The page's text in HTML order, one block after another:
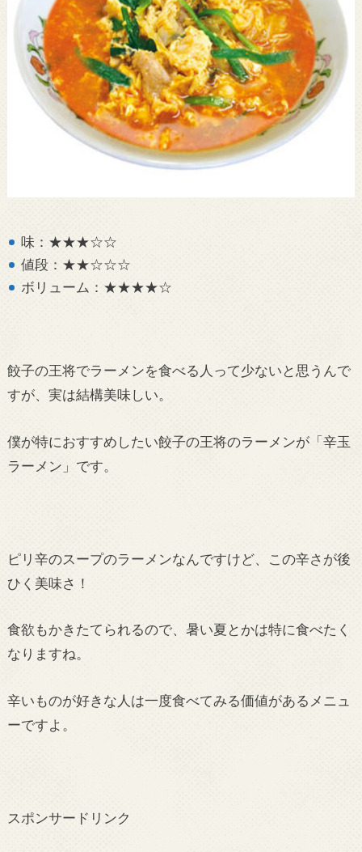
味：★★★☆☆
値段：★★☆☆☆
ボリューム：★★★★☆
餃子の王将でラーメンを食べる人って少ないと思うんで
すが、実は結構美味しい。
僕が特におすすめしたい餃子の王将のラーメンが「辛玉
ラーメン」です。
ピリ辛のスープのラーメンなんですけど、この辛さが後
ひく美味さ！
食欲もかきたてられるので、暑い夏とかは特に食べたく
なりますね。
辛いものが好きな人は一度食べてみる価値があるメニュ
ーですよ。
スポンサードリンク